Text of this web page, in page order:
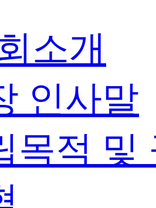
소개
인사말
목적 및